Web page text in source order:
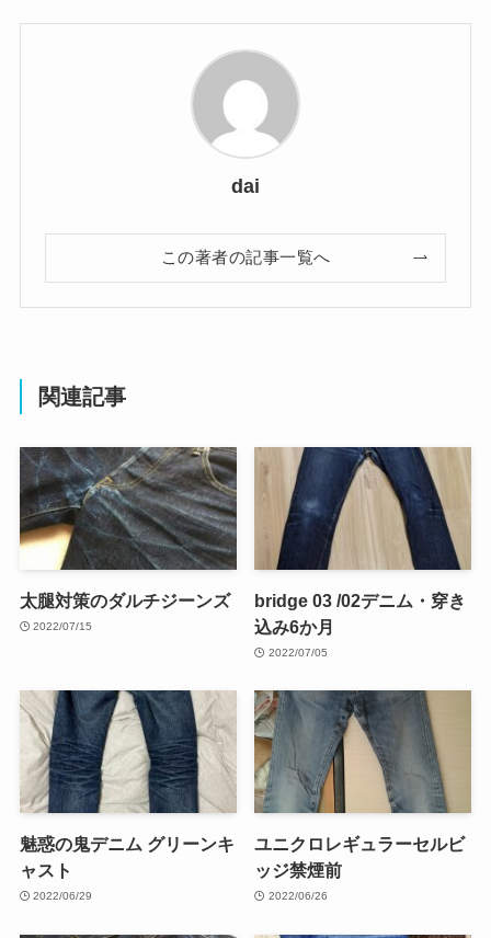
dai
この著者の記事一覧へ
関連記事
太腿対策のダルチジーンズ
2022/07/15
bridge 03 /02デニム・穿き
込み6か月
2022/07/05
魅惑の鬼デニム グリーンキ
ャスト
2022/06/29
ユニクロレギュラーセルビ
ッジ禁煙前
2022/06/26